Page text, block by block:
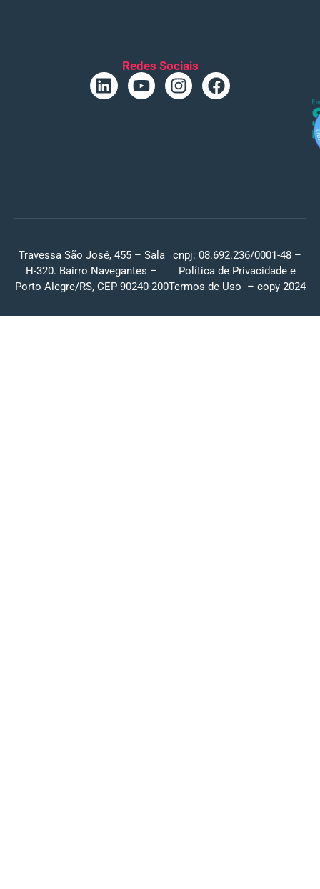
Redes Sociais
Travessa São José, 455 – Sala
H-320. Bairro Navegantes –
Porto Alegre/RS, CEP 90240-200
cnpj: 08.692.236/0001-48 –
Política de Privacidade e
Termos de Uso – copy 2024